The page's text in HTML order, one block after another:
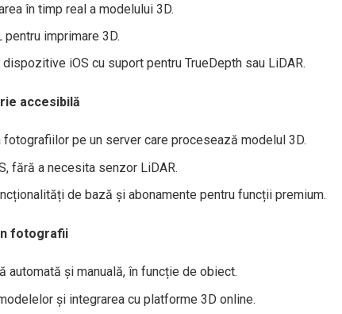
în timp real a modelului 3D.
imprimare 3D.
iOS cu suport pentru TrueDepth sau LiDAR.
accesibilă
fotografiilor pe un server care procesează modelul 3D.
fără a necesita senzor LiDAR.
de bază și abonamente pentru funcții premium.
fotografii
automată și manuală, în funcție de obiect.
și integrarea cu platforme 3D online.